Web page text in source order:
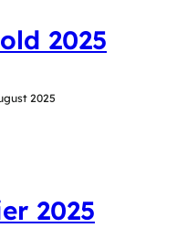
2025
2025
2025